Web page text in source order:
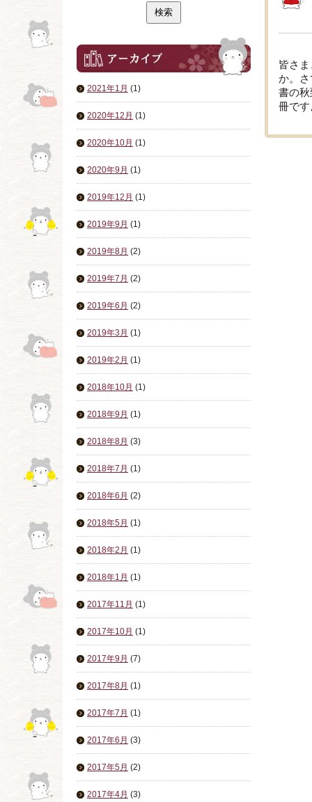
2021年1月 (1)
2020年12月 (1)
2020年10月 (1)
2020年9月 (1)
2019年12月 (1)
2019年9月 (1)
2019年8月 (2)
2019年7月 (2)
2019年6月 (2)
2019年3月 (1)
2019年2月 (1)
2018年10月 (1)
2018年9月 (1)
2018年8月 (3)
2018年7月 (1)
2018年6月 (2)
2018年5月 (1)
2018年2月 (1)
2018年1月 (1)
2017年11月 (1)
2017年10月 (1)
2017年9月 (7)
2017年8月 (1)
2017年7月 (1)
2017年6月 (3)
2017年5月 (2)
2017年4月 (3)
皆さ
か。
書の
冊で